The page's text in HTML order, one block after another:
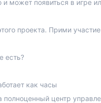
может появиться в игре
проекта. Прими
есть?
как часы
полноценный центр